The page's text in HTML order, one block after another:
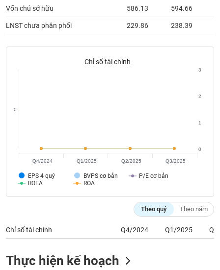
Vốn chủ sở hữu 586.13 594.66
LNST chưa phân phối 229.86 238.39
Chỉ số tài chính
EPS 4 quý BVPS cơ bản
P/E cơ bản
ROEA
ROA
0
0
1
2
3
Q4/2024 Q1/2025 Q2/2025 Q3/2025
Theo quý Theo năm
Chỉ số tài chính Q4/2024 Q1/2025
Thực hiện kế hoạch
cáo
phân
tích
Đào
Sách